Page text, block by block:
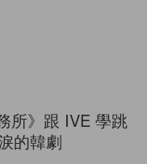
所》跟 IVE 學跳
的韓劇